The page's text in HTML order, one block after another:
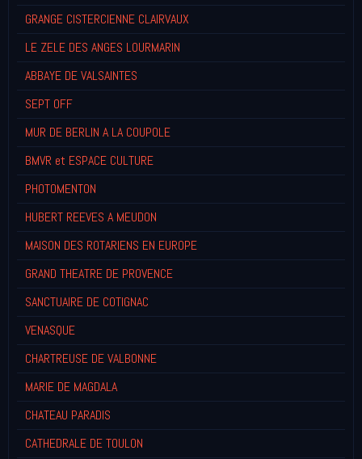
GRANGE CISTERCIENNE CLAIRVAUX
LE ZELE DES ANGES LOURMARIN
ABBAYE DE VALSAINTES
SEPT OFF
MUR DE BERLIN A LA COUPOLE
BMVR et ESPACE CULTURE
PHOTOMENTON
HUBERT REEVES A MEUDON
MAISON DES ROTARIENS EN EUROPE
GRAND THEATRE DE PROVENCE
SANCTUAIRE DE COTIGNAC
VENASQUE
CHARTREUSE DE VALBONNE
MARIE DE MAGDALA
CHATEAU PARADIS
CATHEDRALE DE TOULON